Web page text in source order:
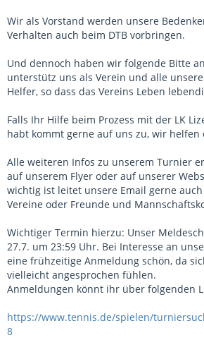
Wir als Vorstand werden unsere
Verhalten auch beim DTB vorbringen.
Und dennoch haben wir folgende Bitte
unterstütz uns als Verein und alle
Helfer, so dass das Vereins Leben
Falls Ihr Hilfe beim Prozess mit der LK
habt kommt gerne auf uns zu, wir helfen
Alle weiteren Infos zu unserem Turnier
auf unserem Flyer oder auf unserer
wichtig ist leitet unsere Email gerne
Vereine oder Freunde und
Wichtiger Termin hierzu: Unser
27.7. um 23:59 Uhr. Bei Interesse an
eine frühzeitige Anmeldung schön, da
vielleicht angesprochen fühlen.
Anmeldungen könnt ihr über folgenden
https://www.tennis.de/spielen/
8